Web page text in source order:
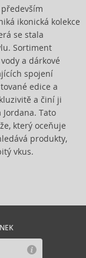
ikonická kolekce
se stala
Sortiment
a dárkové
spojení
edice a
a činí ji
Tato
který oceňuje
produkty,
vkus.